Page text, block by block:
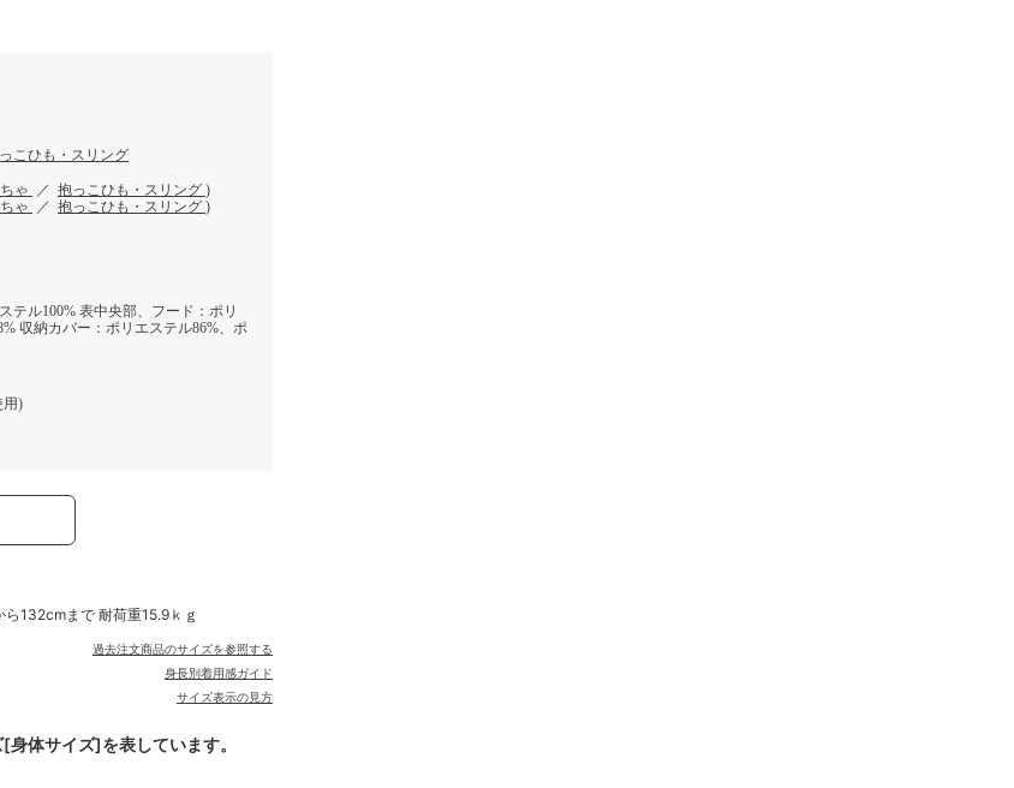
こひも・スリング
ゃ ／ 抱っこひも・スリング )
ゃ ／ 抱っこひも・スリング )
テル100% 表中央部、フード：ポリ
収納カバー：ポリエステル86%、ポ
用)
132cmまで 耐荷重15.9ｋｇ
過去注文商品のサイズを参照する
身長別着用感ガイド
サイズ表示の見方
体サイズ]を表しています。